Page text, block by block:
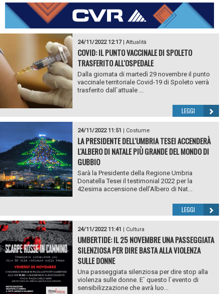
24/11/2022 12:17| Attualità
COVID: IL PUNTO VACCINALE DI SPOLETO
TRASFERITO ALL'OSPEDALE
Dalla giornata di martedì 29 novembre il punto
vaccinale territoriale Covid-19 di Spoleto verrà
trasferito dall`attuale ...
LEGGI
24/11/2022 11:51 Costume
LA PRESIDENTE DELL'UMBRIA TESEI ACCENDERÀ
L'ALBERO DI NATALE PIÙ GRANDE DEL MONDO DI
GUBBIO
Sarà la Presidente della Regione Umbria
Donatella Tesei il testimonial 2022 per la
42esima accensione dell’Albero di Nat...
LEGGI
24/11/2022 11:41 Cultura
UMBERTIDE: IL 25 NOVEMBRE UNA PASSEGGIATA
SILENZIOSA PER DIRE BASTA ALLA VIOLENZA
SULLE DONNE
Una passeggiata silenziosa per dire stop alla
violenza sulle donne. E` questo l`evento di
sensibilizzazione che avrà luo...